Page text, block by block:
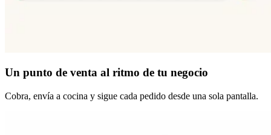
Un punto de venta al ritmo de tu negocio
Cobra, envía a cocina y sigue cada pedido desde una sola pantalla.